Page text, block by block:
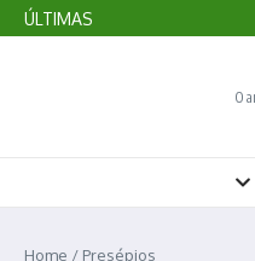
Ir para o conteúdo
ÚLTIMAS
Marmelete requalifica
O
Home / Presépios